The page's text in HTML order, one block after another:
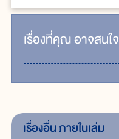
เรื่ิองที่คุณอาจสนใจ
เรื่องอื่นภายในเล่ม